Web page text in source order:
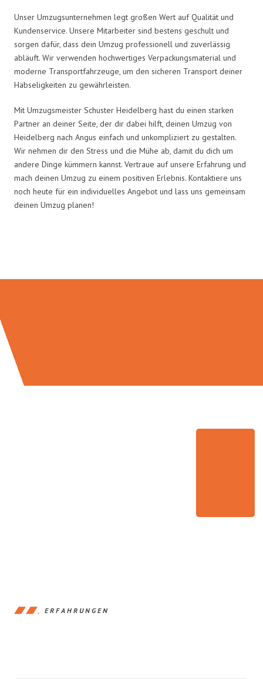
Unser Umzugsunternehmen legt großen Wert auf Qualität und
Kundenservice. Unsere Mitarbeiter sind bestens geschult und
sorgen dafür, dass dein Umzug professionell und zuverlässig
abläuft. Wir verwenden hochwertiges Verpackungsmaterial und
moderne Transportfahrzeuge, um den sicheren Transport deiner
Habseligkeiten zu gewährleisten.
Mit Umzugsmeister Schuster Heidelberg hast du einen starken
Partner an deiner Seite, der dir dabei hilft, deinen Umzug von
Heidelberg nach Angus einfach und unkompliziert zu gestalten.
Wir nehmen dir den Stress und die Mühe ab, damit du dich um
andere Dinge kümmern kannst. Vertraue auf unsere Erfahrung und
mach deinen Umzug zu einem positiven Erlebnis. Kontaktiere uns
noch heute für ein individuelles Angebot und lass uns gemeinsam
deinen Umzug planen!
ERFAHRUNGEN